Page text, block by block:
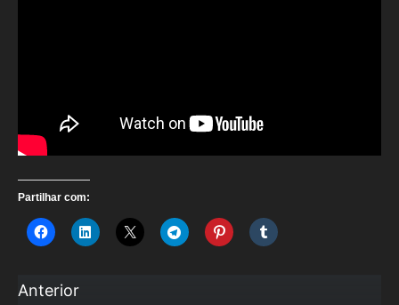
Partilhar com:
Anterior